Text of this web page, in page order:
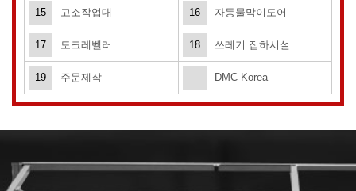
15 고소작업대 16 자동물막이도어
17 도크레벨러 18 쓰레기 집하시설
19 주문제작 DMC Korea